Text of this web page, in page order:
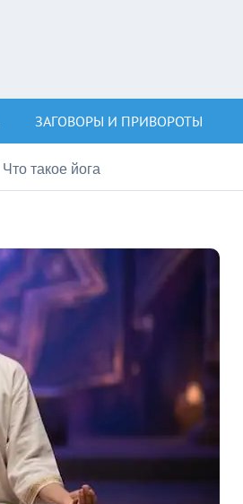
ЗАГОВОРЫ И ПРИВОРОТЫ
Что такое йога